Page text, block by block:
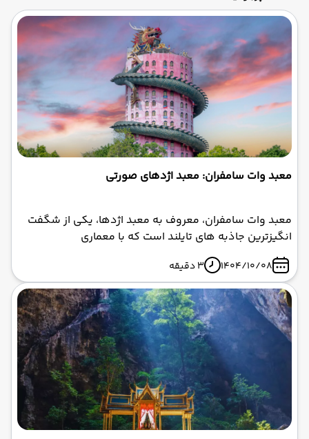
معبد وات سامفران: معبد اژدهای صورتی
معبد وات سامفران، معروف به معبد اژدها، یکی از شگفت‌
انگیزترین جاذبه‌ های تایلند است که با معماری
منحصربه‌فردش، بازدیدکنندگان را به دنیای افسانه‌ها می‌برد.
طبقه‌اش، نه تنها یک مکان مذهبی، بلکه نمادی از خلاقیت و
رمزآلودگی بودایی است.
1404/10/08 3 دقیقه